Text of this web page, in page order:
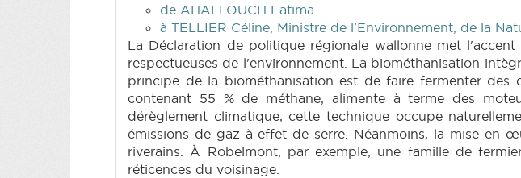
de AHALLOUCH Fatima
à TELLIER Céline, Ministre de l'Environnement, de la
La Déclaration de politique régionale wallonne met
respectueuses de l'environnement. La biométhanisation
principe de la biométhanisation est de faire fermenter des
contenant 55 % de méthane, alimente à terme des
dérèglement climatique, cette technique occupe
émissions de gaz à effet de serre. Néanmoins, la mise en
riverains. À Robelmont, par exemple, une famille de
réticences du voisinage.